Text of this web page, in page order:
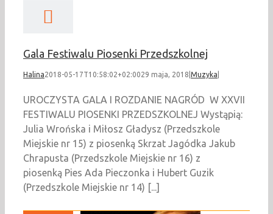
Gala Festiwalu Piosenki Przedszkolnej
Halina2018-05-17T10:58:02+02:0029 maja, 2018 Muzyka
UROCZYSTA GALA I ROZDANIE NAGRÓD W XXVII
FESTIWALU PIOSENKI PRZEDSZKOLNEJ Wystąpią:
Julia Wrońska i Miłosz Gładysz (Przedszkole
Miejskie nr 15) z piosenką Skrzat Jagódka Jakub
Chrapusta (Przedszkole Miejskie nr 16) z
piosenką Pies Ada Pieczonka i Hubert Guzik
(Przedszkole Miejskie nr 14) [...]